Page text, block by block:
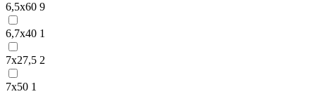
6,5х60 9
6,7х40 1
7х27,5 2
7х50 1